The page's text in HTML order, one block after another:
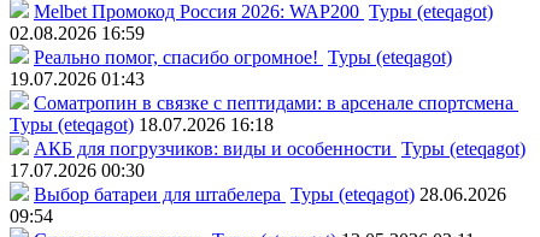
Melbet Промокод Россия 2026: WAP200 Туры (eteqagot)
02.08.2026 16:59
Реально помог, спасибо огромное! Туры (eteqagot)
19.07.2026 01:43
Соматропин в связке с пептидами: в арсенале спортсмена
Туры (eteqagot) 18.07.2026 16:18
АКБ для погрузчиков: виды и особенности Туры (eteqagot)
17.07.2026 00:30
Выбор батареи для штабелера Туры (eteqagot) 28.06.2026
09:54